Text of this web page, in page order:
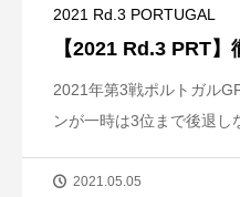
2021 Rd.3 PORTUGAL
【2021 Rd.3 PRT
2021年第3戦ポルトガル
ンが一時は3位まで後退し
2021.05.05